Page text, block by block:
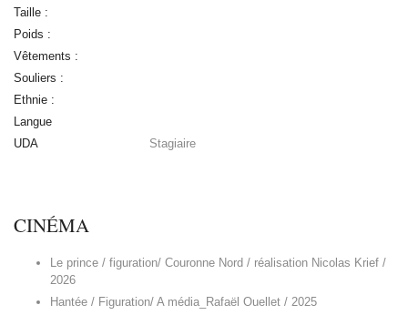
Taille :
Poids :
Vêtements :
Souliers :
Ethnie :
Langue
UDA
Stagiaire
CINÉMA
Le prince / figuration/ Couronne Nord / réalisation Nicolas Krief /
2026
Hantée / Figuration/ A média_Rafaël Ouellet / 2025